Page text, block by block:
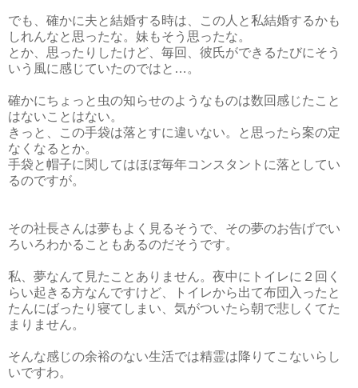
でも、確かに夫と結婚する時は、この人と私結婚するかも
しれんなと思ったな。妹もそう思ったな。
とか、思ったりしたけど、毎回、彼氏ができるたびにそう
いう風に感じていたのではと…。
確かにちょっと虫の知らせのようなものは数回感じたこと
はないことはない。
きっと、この手袋は落とすに違いない。と思ったら案の定
なくなるとか。
手袋と帽子に関してはほぼ毎年コンスタントに落としてい
るのですが。
その社長さんは夢もよく見るそうで、その夢のお告げでい
ろいろわかることもあるのだそうです。
私、夢なんて見たことありません。夜中にトイレに２回く
らい起きる方なんですけど、トイレから出て布団入ったと
たんにばったり寝てしまい、気がついたら朝で悲しくてた
まりません。
そんな感じの余裕のない生活では精霊は降りてこないらし
いですわ。